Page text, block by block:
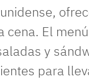
El
y
para